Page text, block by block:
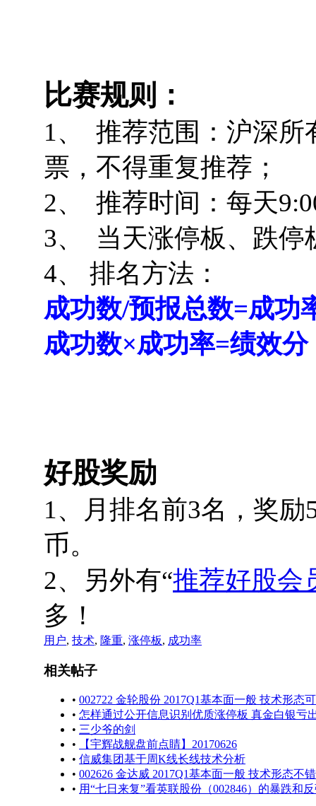
比赛规则：
1、 推荐范围：沪深所
票，不得重复推荐；
2、 推荐时间：每天
3、 当天涨停板、跌停
4、 排名方法：
成功数/预报总数=成功
成功数×成功率=绩效分
好股奖励
1、月排名前3名，奖励
币。
2、另外有“推荐好股会
多！
用户, 技术, 隆重, 涨停板, 成功率
相关帖子
• 002722 金轮股份 2017Q1基本面一般 技术形态
• 怎样通过公开信息识别优质涨停板 真金白银亏
• 三少爷的剑
•
【宇辉战舰盘前点睛】20170626
• 信威集团基于周K线长线技术分析
• 002626 金达威 2017Q1基本面一般 技术形态不错
• 用“七日来复”看英联股份（002846）的暴跌和